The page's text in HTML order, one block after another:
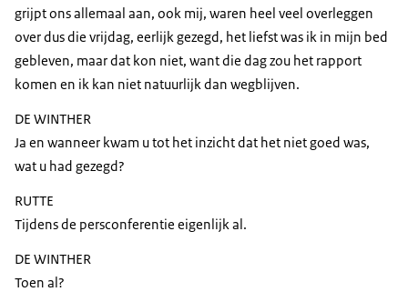
grijpt ons allemaal aan, ook mij, waren heel veel overleggen
over dus die vrijdag, eerlijk gezegd, het liefst was ik in mijn bed
gebleven, maar dat kon niet, want die dag zou het rapport
komen en ik kan niet natuurlijk dan wegblijven.
DE WINTHER
Ja en wanneer kwam u tot het inzicht dat het niet goed was,
wat u had gezegd?
RUTTE
Tijdens de persconferentie eigenlijk al.
DE WINTHER
Toen al?